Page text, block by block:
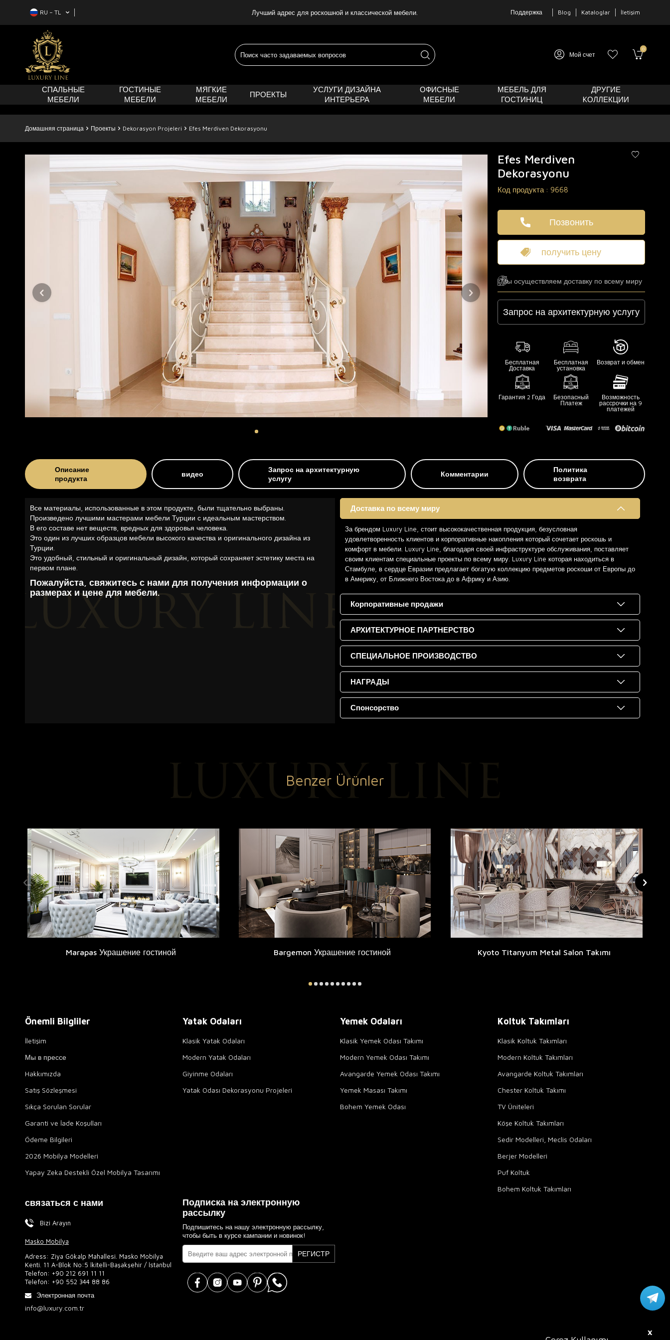
X
RU − TL Лучший адрес для роскошной и классической мебели. Поддержка Blog Kataloglar İletişim
Мой счет
0
СПАЛЬНЫЕ
МЕБЕЛИ
ГОСТИНЫЕ
МЕБЕЛИ
МЯГКИЕ
МЕБЕЛИ
ПРОЕКТЫ
УСЛУГИ ДИЗАЙНА
ИНТЕРЬЕРА
ОФИСНЫЕ
МЕБЕЛИ
МЕБЕЛЬ ДЛЯ
ГОСТИНИЦ
ДРУГИЕ
KОЛЛЕКЦИИ
Домашняя страница Проекты Dekorasyon Projeleri Efes Merdiven Dekorasyonu
Efes Merdiven
Dekorasyonu
Код продукта : 9668
Позвонить
получить цену
Мы осуществляем доставку по всему миру
Запрос на архитектурную услугу
Бесплатная
Доставка
Бесплатная
установка
Возврат и обмен
Гарантия 2 Года
Безопасный
Платеж
Возможность
рассрочки на 9
платежей
Описание
продукта
видео
Запрос на архитектурную
услугу
Комментарии
Политика
возврата
Все материалы, использованные в этом продукте, были тщательно выбраны.
Произведено лучшими мастерами мебели Турции с идеальным мастерством.
В его составе нет веществ, вредных для здоровья человека.
Это один из лучших образцов мебели высокого качества и оригинального дизайна из
Турции.
Это удобный, стильный и оригинальный дизайн, который сохраняет эстетику места на
первом плане.
Пожалуйста, свяжитесь с нами для получения информации о
размерах и цене для мебели.
Доставка по всему миру
За брендом Luxury Line, стоит высококачественная продукция, безусловная
удовлетворенность клиентов и корпоративные накопления который сочетает роскошь и
комфорт в мебели. Luxury Line, благодаря своей инфраструктуре обслуживания, поставляет
своим клиентам специальные проекты по всему миру. Luxury Line которая находиться в
Стамбуле, в сердце Евразии предлагает богатую коллекцию предметов роскоши от Европы до
в Америку, от Ближнего Востока до в Африку и Азию.
Корпоративные продажи
АРХИТЕКТУРНОЕ ПАРТНЕРСТВО
СПЕЦИАЛЬНОЕ ПРОИЗВОДСТВО
НАГРАДЫ
Спонсорство
Benzer Ürünler
Marapas Украшение гостиной Bargemon Украшение гостиной Kyoto Titanyum Metal Salon Takımı
Önemli Bilgliler
İletişim
Мы в прессе
Hakkımızda
Satış Sözleşmesi
Sıkça Sorulan Sorular
Garanti ve İade Koşulları
Ödeme Bilgileri
2026 Mobilya Modelleri
Yapay Zeka Destekli Özel Mobilya Tasarımı
Yatak Odaları
Klasik Yatak Odaları
Modern Yatak Odaları
Giyinme Odaları
Yatak Odası Dekorasyonu Projeleri
Yemek Odaları
Klasik Yemek Odası Takımı
Modern Yemek Odası Takımı
Avangarde Yemek Odası Takımı
Yemek Masası Takımı
Bohem Yemek Odası
Koltuk Takımları
Klasik Koltuk Takımları
Modern Koltuk Takımları
Avangarde Koltuk Takımları
Chester Koltuk Takımı
TV Üniteleri
Köşe Koltuk Takımları
Sedir Modelleri, Meclis Odaları
Berjer Modelleri
Puf Koltuk
Bohem Koltuk Takımları
связаться с нами
Bizi Arayın
Masko Mobilya
Adress: Ziya Gökalp Mahallesi. Masko Mobilya
Kenti. 11 A-Blok No:5 İkitelli-Başakşehir / İstanbul
Telefon: +90 212 691 11 11
Telefon: +90 552 344 88 86
Электронная почта
info@luxury.com.tr
Подписка на электронную
рассылку
Подпишитесь на нашу электронную рассылку,
чтобы быть в курсе кампании и новинок!
РЕГИСТР